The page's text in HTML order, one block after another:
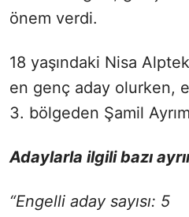
önem verdi.
18 yaşındaki Nisa
en genç aday olurken,
3. bölgeden Şamil
Adaylarla ilgili bazı
“Engelli aday sayısı: 5